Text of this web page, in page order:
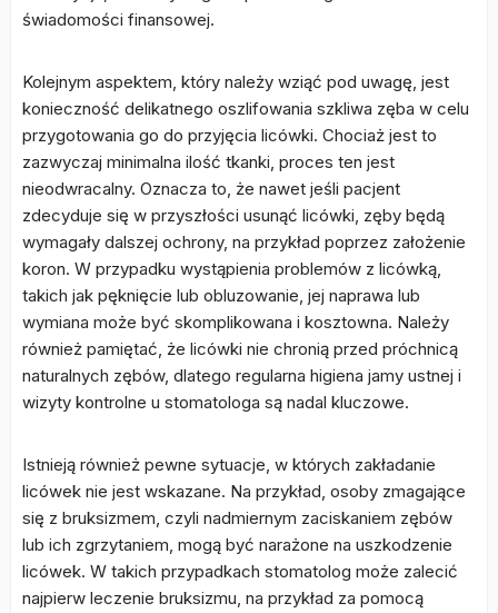
świadomości finansowej.
Kolejnym aspektem, który należy wziąć pod uwagę, jest
konieczność delikatnego oszlifowania szkliwa zęba w celu
przygotowania go do przyjęcia licówki. Chociaż jest to
zazwyczaj minimalna ilość tkanki, proces ten jest
nieodwracalny. Oznacza to, że nawet jeśli pacjent
zdecyduje się w przyszłości usunąć licówki, zęby będą
wymagały dalszej ochrony, na przykład poprzez założenie
koron. W przypadku wystąpienia problemów z licówką,
takich jak pęknięcie lub obluzowanie, jej naprawa lub
wymiana może być skomplikowana i kosztowna. Należy
również pamiętać, że licówki nie chronią przed próchnicą
naturalnych zębów, dlatego regularna higiena jamy ustnej i
wizyty kontrolne u stomatologa są nadal kluczowe.
Istnieją również pewne sytuacje, w których zakładanie
licówek nie jest wskazane. Na przykład, osoby zmagające
się z bruksizmem, czyli nadmiernym zaciskaniem zębów
lub ich zgrzytaniem, mogą być narażone na uszkodzenie
licówek. W takich przypadkach stomatolog może zalecić
najpierw leczenie bruksizmu, na przykład za pomocą